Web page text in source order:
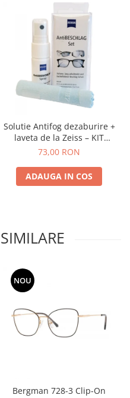
Solutie Antifog dezaburire +
laveta de la Zeiss – KIT
COMPLET
73,00 RON
ADAUGA IN COS
NOU
Bergman 728-3 Clip-On